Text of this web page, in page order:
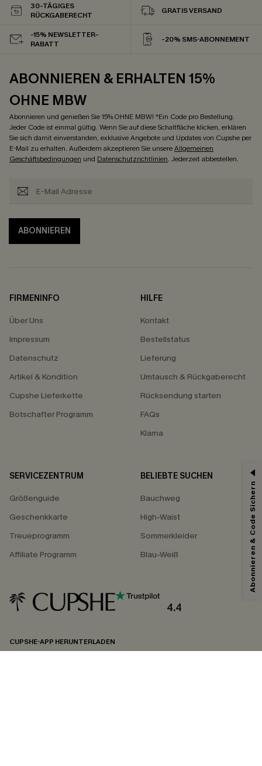
30-TÄGIGES
RÜCKGABERECHT
GRATIS VERSAND
-15% NEWSLETTER-
RABATT
-20% SMS-ABONNEMENT
ABONNIEREN & ERHALTEN 15%
OHNE MBW
Abonnieren und genießen Sie 15% OHNE MBW! *Ein Code pro Bestellung.
Jeder Code ist einmal gültig. Wenn Sie auf diese Schaltfläche klicken, erklären
Sie sich damit einverstanden, exklusive Angebote und Updates von Cupshe per
E-Mail zu erhalten. Außerdem akzeptieren Sie unsereAllgemeinen
Geschäftsbedingungen und Datenschutzrichtlinien. Jederzeit abbestellen.
ABONNIEREN
FIRMENINFO
Über Uns
Impressum
Datenschutz
Artikel & Kondition
Cupshe Lieferkette
Botschafter Programm
HILFE
Kontakt
Bestellstatus
Lieferung
Umtausch & Rückgaberecht
Rücksendung starten
FAQs
Klarna
SERVICEZENTRUM
Größenguide
Geschenkkarte
Treueprogramm
Affiliate Programm
BELIEBTE SUCHEN
Bauchweg
High-Waist
Sommerkleider
Blau-Weiß
4.4
CUPSHE-APP HERUNTERLADEN
Abonnieren & Code Sichern